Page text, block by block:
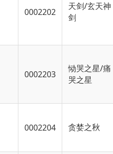
0002202
天剑/玄天神
剑
0002203
恸哭之星/痛
哭之星
0002204 贪婪之秋